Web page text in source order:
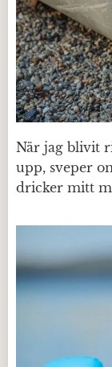
När jag blivit
upp, sveper
dricker mitt